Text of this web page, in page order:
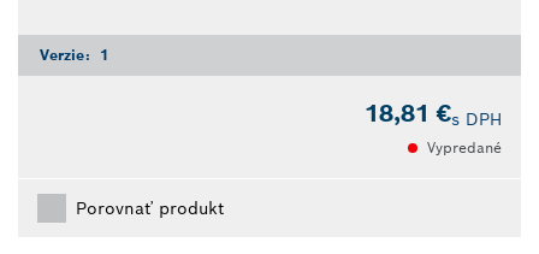
Verzie: 1
18,81 €s DPH
Vypredané
Porovnať produkt